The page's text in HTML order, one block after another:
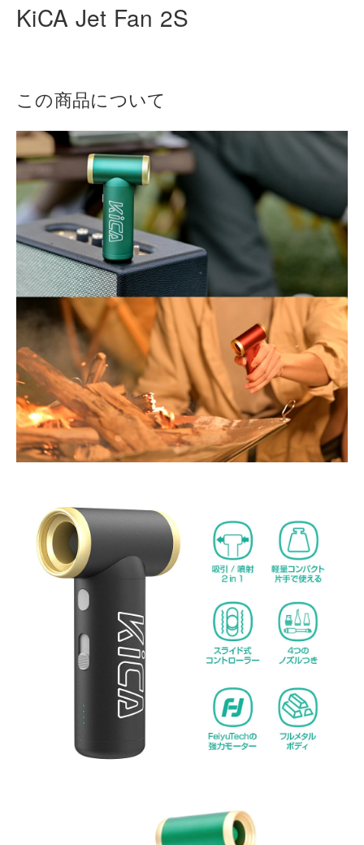
KiCA Jet Fan 2S
この商品について